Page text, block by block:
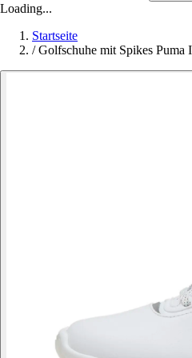
Loading...
Startseite
/ Golfschuhe mit Spikes Puma